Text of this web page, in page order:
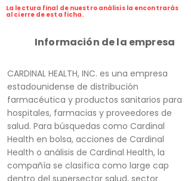
La lectura final de nuestro análisis la encontrarás
al cierre de esta ficha.
Información de la empresa
CARDINAL HEALTH, INC. es una empresa
estadounidense de distribución
farmacéutica y productos sanitarios para
hospitales, farmacias y proveedores de
salud. Para búsquedas como Cardinal
Health en bolsa, acciones de Cardinal
Health o análisis de Cardinal Health, la
compañía se clasifica como large cap
dentro del supersector salud, sector